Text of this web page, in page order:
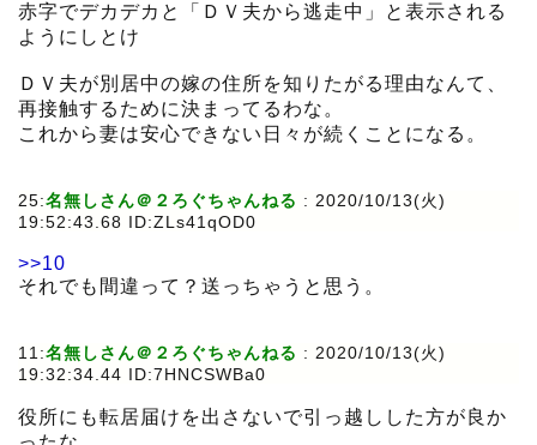
赤字でデカデカと「ＤＶ夫から逃走中」と表示される
ようにしとけ
ＤＶ夫が別居中の嫁の住所を知りたがる理由なんて、
再接触するために決まってるわな。
これから妻は安心できない日々が続くことになる。
25:名無しさん＠２ろぐちゃんねる : 2020/10/13(火)
19:52:43.68 ID:ZLs41qOD0
>>10
それでも間違って？送っちゃうと思う。
11:名無しさん＠２ろぐちゃんねる : 2020/10/13(火)
19:32:34.44 ID:7HNCSWBa0
役所にも転居届けを出さないで引っ越しした方が良か